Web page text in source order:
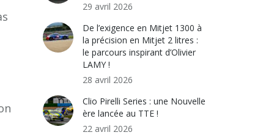
29 avril 2026
De l’exigence en Mitjet 1300 à
la précision en Mitjet 2 litres :
le parcours inspirant d’Olivier
LAMY !
28 avril 2026
Clio Pirelli Series : une Nouvelle
ère lancée au TTE !
22 avril 2026